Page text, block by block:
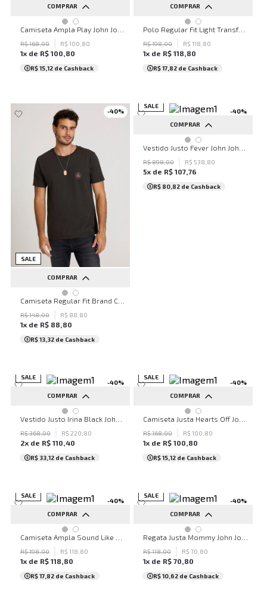
COMPRAR
PP P G
R$168,00 R$ 100 80
1x de R$ 100,80
R$ 15,12 de Cashback
COMPRAR
P M G GG Polo Regular Fit Light Transfer Royal John John Masculina
R$198,00 R$ 118 80
1x de R$ 118,80
R$ 17,82 de Cashback
SALE
-40%
COMPRAR
PP P G
R$148,00 R$ 88 80
1x de R$ 88 80
R$ 13,32 de Cashback
SALE
-40%
COMPRAR
P M G
R$898,00 R$ 538 80
5x de R$ 107,76
R$ 80,82 de Cashback
SALE
-40%
COMPRAR
P M G
R$368,00 R$ 220 80
2x de R$ 110 40
R$ 33,12 de Cashback
SALE
-40%
COMPRAR
PP P M G
R$168,00 R$ 100 80
1x de R$ 100 80
R$ 15,12 de Cashback
SALE
-40%
COMPRAR
PP P M G
R$198,00 R$ 118 80
1x de R$ 118 80
R$ 17,82 de Cashback
SALE
-40%
COMPRAR
M
R$118,00 R$ 70 80
1x de R$ 70 80
R$ 10,62 de Cashback